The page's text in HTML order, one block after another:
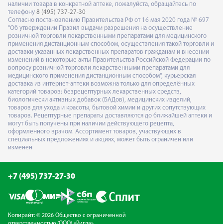
наличии товара в конкретной аптеке, пожалуйста, обращайтесь по
телефону 8 (495) 737-27-30
Согласно постановлению Правительства РФ от 16 мая 2020 года № 697
"Об утверждении Правил выдачи разрешения на осуществление
розничной торговли лекарственными препаратами для медицинского
применения дистанционным способом, осуществления такой торговли и
доставки указанных лекарственных препаратов гражданам и внесении
изменений в некоторые акты Правительства Российской Федерации по
вопросу розничной торговли лекарственными препаратами для
медицинского применения дистанционным способом", курьерская
доставка из интернет-аптеки возможна только для определённых
категорий товаров: безрецептурных лекарственных средств,
биологически активных добавок (БАДов), медицинских изделий,
товаров для ухода и красоты, бытовой химии и других сопутствующих
товаров. Рецептурные препараты доставляются до ближайшей аптеки и
могут быть получены при наличии действующего рецепта,
оформленного врачом. Ассортимент товаров, участвующих в
специальных предложениях и акциях, может быть ограничен или
изменен
+7 (495) 737-27-30
Копирайт: © 2026 Общество с ограниченной